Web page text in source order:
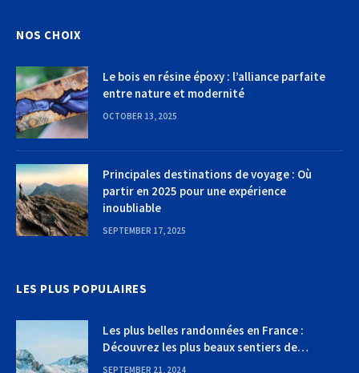
NOS CHOIX
Le bois en résine époxy : l’alliance parfaite
entre nature et modernité
OCTOBER 13, 2025
Principales destinations de voyage : Où
partir en 2025 pour une expérience
inoubliable
SEPTEMBER 17, 2025
LES PLUS POPULAIRES
Les plus belles randonnées en France :
Découvrez les plus beaux sentiers de
randonnée
SEPTEMBER 21, 2024